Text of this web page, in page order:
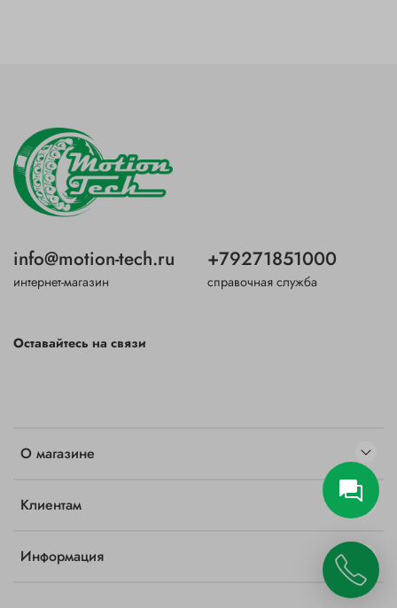
О магазине
Клиентам
Информация
info@motion-tech.ru
интернет-магазин
+79271851000
справочная служба
Оставайтесь на связи